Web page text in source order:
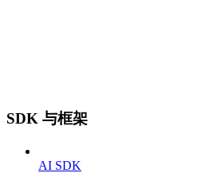
SDK 与框架
AI SDK